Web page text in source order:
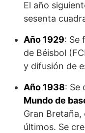
El año
sesenta
Año 1929: Se
de Béis­bol
y difusión de
Año 1938: Se
Mundo de
Gran
últimos. Se